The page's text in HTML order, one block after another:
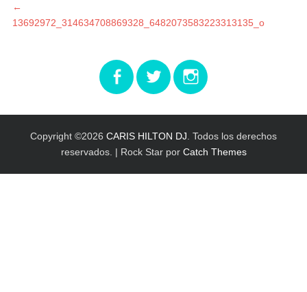
Navegación
entradas
←
anterior:
13692972_314634708869328_6482073583223313135_o
Copyright ©2026 CARIS HILTON DJ . Todos los derechos
reservados. | Rock Star por Catch Themes